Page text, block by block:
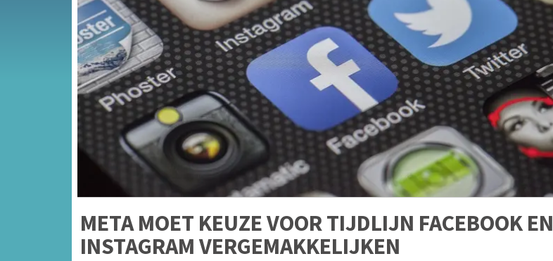
META MOET KEUZE VOOR TIJDLIJN FACEBOOK EN
INSTAGRAM VERGEMAKKELIJKEN